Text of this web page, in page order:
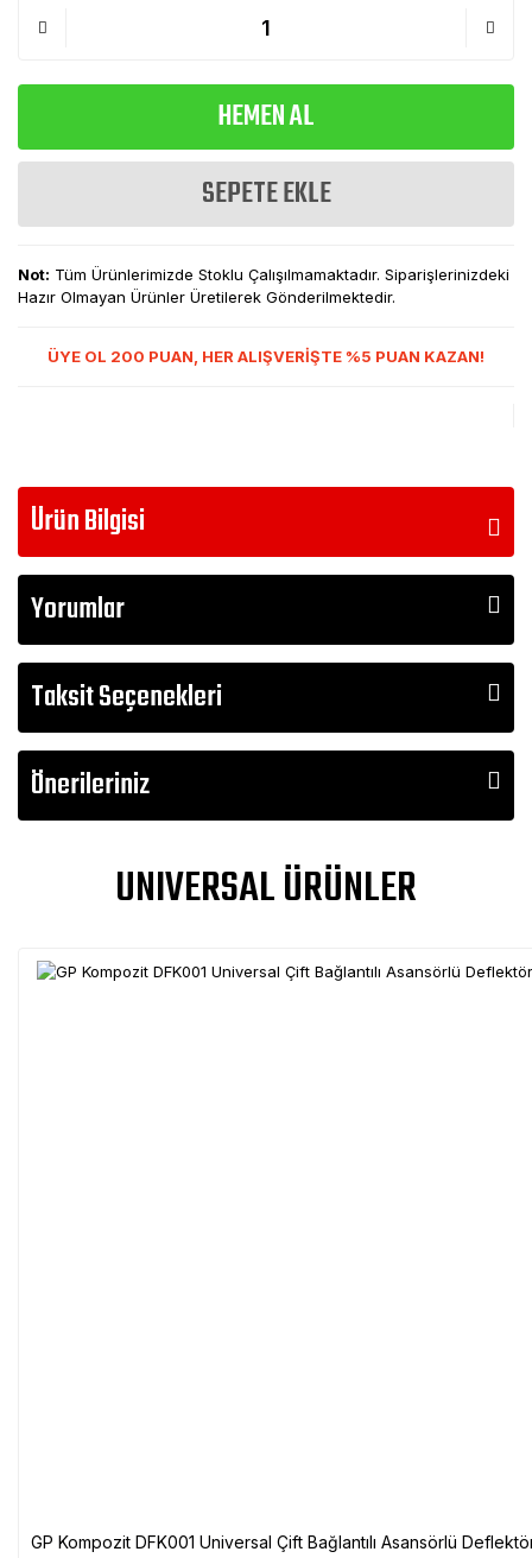
HEMEN AL
SEPETE EKLE
Not: Tüm Ürünlerimizde Stoklu Çalışılmamaktadır. Siparişlerinizdeki
Hazır Olmayan Ürünler Üretilerek Gönderilmektedir.
ÜYE OL 200 PUAN, HER ALIŞVERİŞTE %5 PUAN KAZAN!
Ürün Bilgisi
Yorumlar
Taksit Seçenekleri
Önerileriniz
UNIVERSAL ÜRÜNLER
GP Kompozit DFK001 Universal Çift Bağlantılı Asansörlü